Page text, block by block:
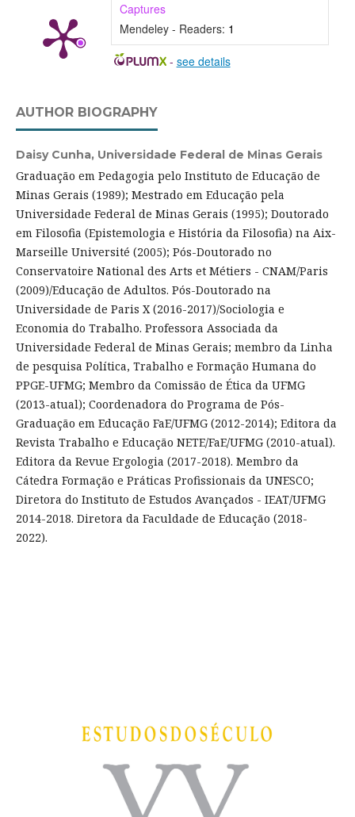
Captures
Mendeley - Readers: 1
- see details
AUTHOR BIOGRAPHY
Daisy Cunha, Universidade Federal de Minas Gerais
Graduação em Pedagogia pelo Instituto de Educação de
Minas Gerais (1989); Mestrado em Educação pela
Universidade Federal de Minas Gerais (1995); Doutorado
em Filosofia (Epistemologia e História da Filosofia) na Aix-
Marseille Université (2005); Pós-Doutorado no
Conservatoire National des Arts et Métiers - CNAM/Paris
(2009)/Educação de Adultos. Pós-Doutorado na
Universidade de Paris X (2016-2017)/Sociologia e
Economia do Trabalho. Professora Associada da
Universidade Federal de Minas Gerais; membro da Linha
de pesquisa Política, Trabalho e Formação Humana do
PPGE-UFMG; Membro da Comissão de Ética da UFMG
(2013-atual); Coordenadora do Programa de Pós-
Graduação em Educação FaE/UFMG (2012-2014); Editora da
Revista Trabalho e Educação NETE/FaE/UFMG (2010-atual).
Editora da Revue Ergologia (2017-2018). Membro da
Cátedra Formação e Práticas Profissionais da UNESCO;
Diretora do Instituto de Estudos Avançados - IEAT/UFMG
2014-2018. Diretora da Faculdade de Educação (2018-
2022).